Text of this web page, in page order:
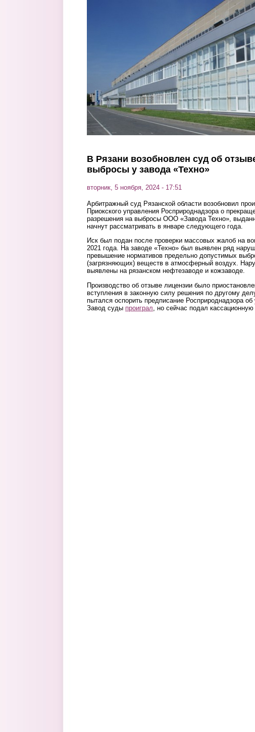
В Рязани возобновлен суд об
выбросы у завода «Техно»
вторник, 5 ноября, 2024 - 17:51
Арбитражный суд Рязанской области возобновил
Приокского управления Росприроднадзора о
разрешения на выбросы ООО «Завода Техно»,
начнут рассматривать в январе следующего года.
Иск был подан после проверки массовых жалоб на
2021 года. На заводе «Техно» был выявлен ряд
превышение нормативов предельно допустимых
(загрязняющих) веществ в атмосферный воздух.
выявлены на рязанском нефтезаводе и кожзаводе.
Производство об отзыве лицензии было
вступления в законную силу решения по другому
пытался оспорить предписание Росприроднадзора об
Завод суды проиграл , но сейчас подал